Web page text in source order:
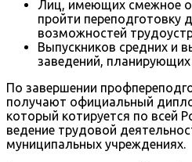
Лиц, имеющих смежное
пройти переподготовку
возможностей
Выпускников средних и
заведений, планирующих
По завершении
получают официальный
который котируется по всей
ведение трудовой
муниципальных учреждениях.